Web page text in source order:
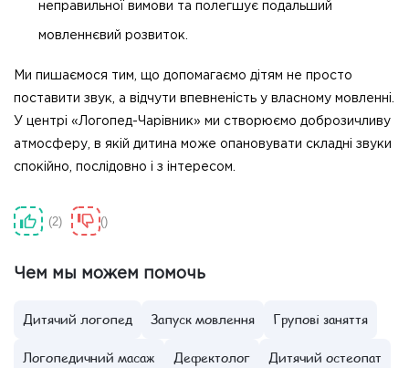
неправильної вимови та полегшує подальший
мовленнєвий розвиток.
Ми пишаємося тим, що допомагаємо дітям не просто
поставити звук, а відчути впевненість у власному мовленні.
У центрі «Логопед-Чарівник» ми створюємо доброзичливу
атмосферу, в якій дитина може опановувати складні звуки
спокійно, послідовно і з інтересом.
2
Чем мы можем помочь
Дитячий логопед Запуск мовлення Групові заняття
Логопедичний масаж Дефектолог Дитячий остеопат